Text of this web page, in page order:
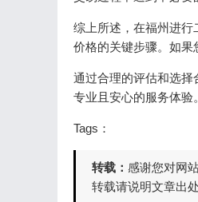
综上所述，在福州进行
价格的关键步骤。如果
通过合理的评估和选择
专业且安心的服务体验。
Tags：
转载： 感谢您对网
转载请说明文章出处